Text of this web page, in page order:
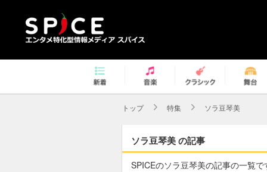
トップ 特集 ソラ豆琴美
ソラ豆琴美 の記事
SPICEのソラ豆琴美の記事の一覧で